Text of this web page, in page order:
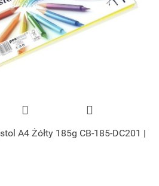
A4 Żółty 185g CB-185-DC201 |